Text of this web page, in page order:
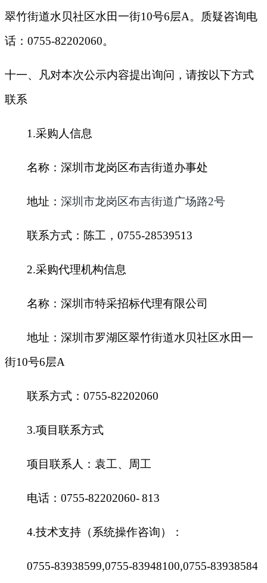
翠竹街道水贝社区水田一街10号6层A。质疑咨询电
话：0755-82202060。
十一、凡对本次公示内容提出询问，请按以下方式
联系
1.采购人信息
名称：深圳市龙岗区布吉街道办事处
地址： 深圳市龙岗区布吉街道广场路2号
联系方式：陈工，0755-28539513
2.采购代理机构信息
名称：深圳市特采招标代理有限公司
地址：深圳市罗湖区翠竹街道水贝社区水田一
街10号6层A
联系方式：0755-82202060
3.项目联系方式
项目联系人：袁工、周工
电话：0755-82202060-813
4.技术支持（系统操作咨询）：
0755-83938599,0755-83948100,0755-83938584